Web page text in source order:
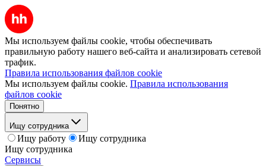
Мы используем файлы cookie, чтобы обеспечивать
правильную работу нашего веб-сайта и анализировать сетевой
трафик.
Правила использования файлов cookie
Мы используем файлы cookie. Правила использования
файлов cookie
Понятно
Ищу сотрудника
Ищу работу
Ищу сотрудника
Ищу сотрудника
Сервисы